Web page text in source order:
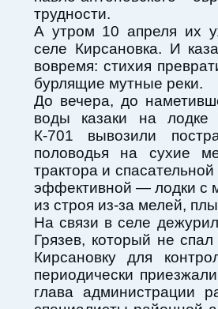
трудности.
А утром 10 апреля их
селе Кирсановка. И
вовремя: стихия
бурлящие мутные реки.
До вечера, до
воды казаки на лодке
К-701 вывозили
половодья на сухие
трактора и
эффективной — лодки с
из строя из-за мелей,
На связи в селе
Грязев, который не
Кирсановку для
периодически
глава администрации